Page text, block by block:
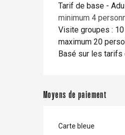
Tarif de base -
minimum 4
Visite groupes :
maximum 20
Basé sur les tarifs
Moyens de paiement
Carte bleue